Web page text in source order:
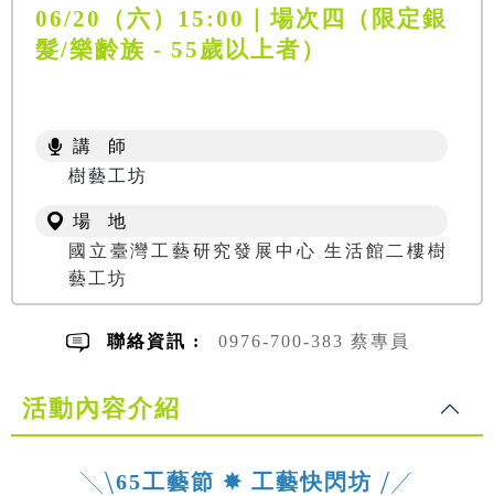
06/20（六）15:00｜場次四（限定銀
髮/樂齡族 - 55歲以上者）
講 師
樹藝工坊
場 地
國立臺灣工藝研究發展中心 生活館二樓樹
藝工坊
聯絡資訊 : 0976-700-383 蔡專員
活動內容介紹
╲⧹65工藝節 ✸ 工藝快閃坊 ⧸╱